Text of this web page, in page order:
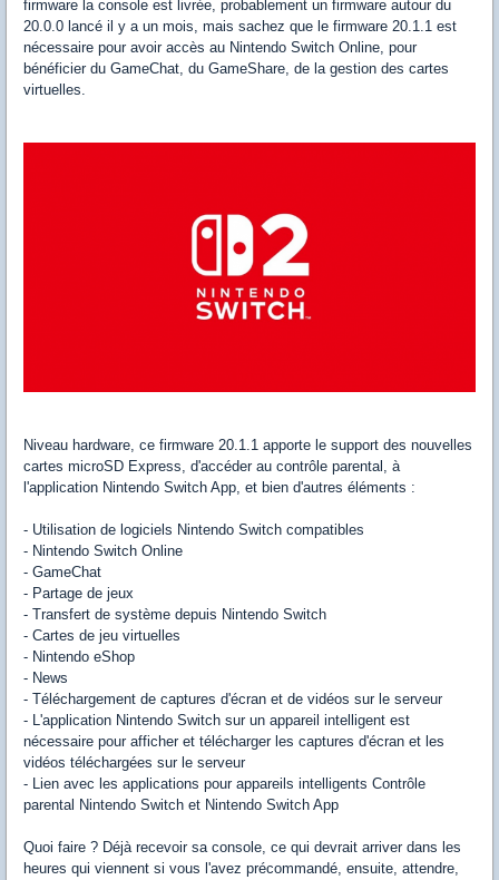
firmware la console est livrée, probablement un firmware autour du
20.0.0 lancé il y a un mois, mais sachez que le firmware 20.1.1 est
nécessaire pour avoir accès au Nintendo Switch Online, pour
bénéficier du GameChat, du GameShare, de la gestion des cartes
virtuelles.
Niveau hardware, ce firmware 20.1.1 apporte le support des nouvelles
cartes microSD Express, d'accéder au contrôle parental, à
l'application Nintendo Switch App, et bien d'autres éléments :
- Utilisation de logiciels Nintendo Switch compatibles
- Nintendo Switch Online
- GameChat
- Partage de jeux
- Transfert de système depuis Nintendo Switch
- Cartes de jeu virtuelles
- Nintendo eShop
- News
- Téléchargement de captures d'écran et de vidéos sur le serveur
- L'application Nintendo Switch sur un appareil intelligent est
nécessaire pour afficher et télécharger les captures d'écran et les
vidéos téléchargées sur le serveur
- Lien avec les applications pour appareils intelligents Contrôle
parental Nintendo Switch et Nintendo Switch App
Quoi faire ? Déjà recevoir sa console, ce qui devrait arriver dans les
heures qui viennent si vous l'avez précommandé, ensuite, attendre,